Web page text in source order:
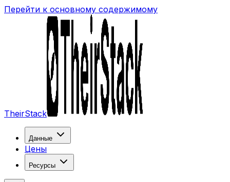
Перейти к основному содержимому
TheirStack
Данные
Цены
Ресурсы